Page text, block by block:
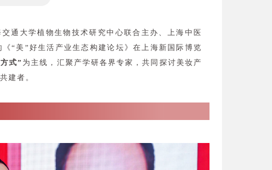
通大学植物生物技术研究中心联合主办、上海中医
“美”好生活产业生态构建论坛》在上海新国际博览
式” 为主线，汇聚产学研各界专家，共同探讨美妆产
建者。